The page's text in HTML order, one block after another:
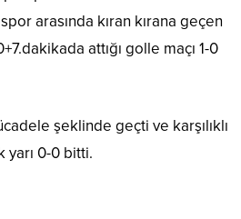
arasında kıran kırana geçen
attığı golle maçı 1-0
şeklinde geçti ve karşılıklı
yarı 0-0 bitti.